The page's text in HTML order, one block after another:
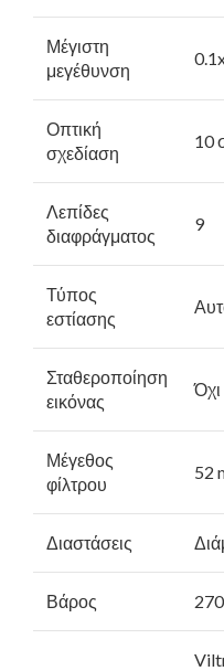
Μέγιστη
μεγέθυνση
Οπτική
σχεδίαση
10
Λεπίδες
διαφράγματος
9
Τύπος
εστίασης
Σταθεροποίηση
εικόνας
Όχι
Μέγεθος
φίλτρου
52
Διαστάσεις
Βάρος